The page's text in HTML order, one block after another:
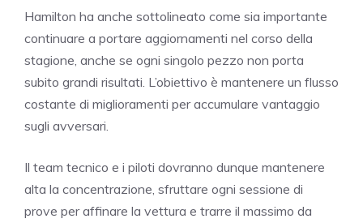
Hamilton ha anche sottolineato come sia importante
continuare a portare aggiornamenti nel corso della
stagione, anche se ogni singolo pezzo non porta
subito grandi risultati. L’obiettivo è mantenere un flusso
costante di miglioramenti per accumulare vantaggio
sugli avversari.
Il team tecnico e i piloti dovranno dunque mantenere
alta la concentrazione, sfruttare ogni sessione di
prove per affinare la vettura e trarre il massimo da